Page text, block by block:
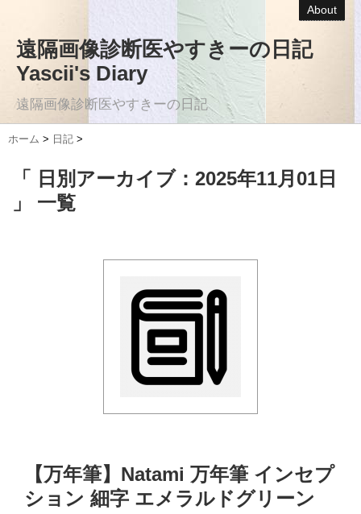
About
遠隔画像診断医やすきーの日記
Yascii's Diary
遠隔画像診断医やすきーの日記
ホーム > 日記 >
「 日別アーカイブ：2025年11月01日
」 一覧
【万年筆】Natami 万年筆 インセプ
ション 細字 エメラルドグリーン